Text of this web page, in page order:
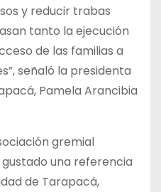
y reducir trabas
tanto la ejecución
de las familias a
señaló la presidenta
Pamela Arancibia
gremial
una referencia
de Tarapacá,